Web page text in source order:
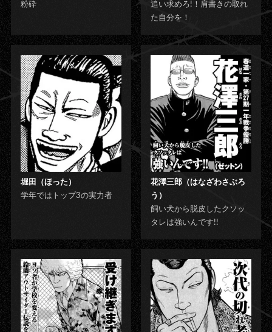
粉砕
追い求めろ!！肩書きの取れ
た自分を！
堀田（ほった）
学年ではトップ3の実力者
花澤三郎（はなざわさぶろ
う）
飼い犬から脱皮したクソッ
タレは強いんです!!